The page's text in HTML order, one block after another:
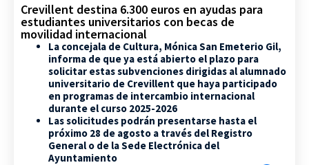
Crevillent destina 6.300 euros en ayudas para
estudiantes universitarios con becas de
movilidad internacional
La concejala de Cultura, Mónica San Emeterio Gil,
informa de que ya está abierto el plazo para
solicitar estas subvenciones dirigidas al alumnado
universitario de Crevillent que haya participado
en programas de intercambio internacional
durante el curso 2025-2026
Las solicitudes podrán presentarse hasta el
próximo 28 de agosto a través del Registro
General o de la Sede Electrónica del
Ayuntamiento